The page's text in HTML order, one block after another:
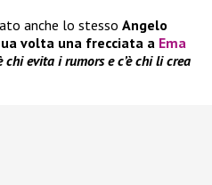
anche lo stesso Angelo
volta una frecciata a Ema
chi evita i rumors e c’è chi li crea